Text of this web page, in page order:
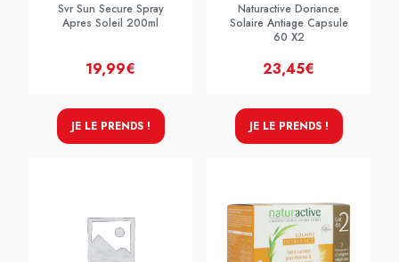
Svr Sun Secure Spray
Apres Soleil 200ml
19,99€
JE LE PRENDS !
Naturactive Doriance
Solaire Antiage Capsule
60 X2
23,45€
JE LE PRENDS !